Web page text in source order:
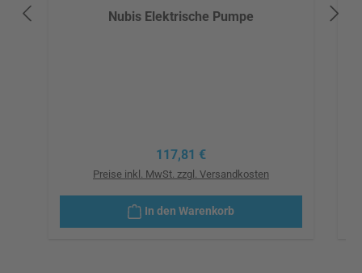
Nubis Elektrische Pumpe
Regulärer Preis:
117,81 €
Preise inkl. MwSt. zzgl. Versandkosten
In den Warenkorb